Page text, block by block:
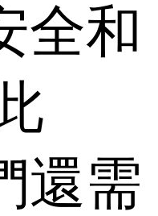
全和
還需